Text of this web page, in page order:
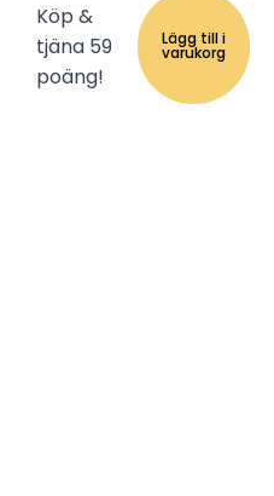
Köp &
tjäna 59
poäng!
Lägg till i
varukorg